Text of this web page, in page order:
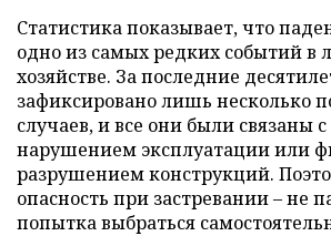
Статистика показывает, что
одно из самых редких событий в
хозяйстве. За последние
зафиксировано лишь несколько
случаев, и все они были связаны
нарушением эксплуатации или
разрушением конструкций.
опасность при застревании – не
попытка выбраться